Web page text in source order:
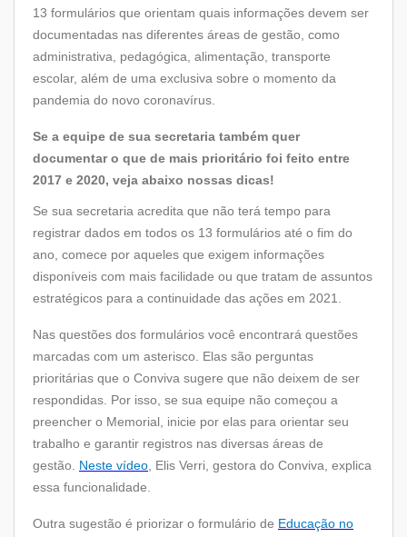
13 formulários que orientam quais informações devem ser
documentadas nas diferentes áreas de gestão, como
administrativa, pedagógica, alimentação, transporte
escolar, além de uma exclusiva sobre o momento da
pandemia do novo coronavírus.
Se a equipe de sua secretaria também quer
documentar o que de mais prioritário foi feito entre
2017 e 2020, veja abaixo nossas dicas!
Se sua secretaria acredita que não terá tempo para
registrar dados em todos os 13 formulários até o fim do
ano, comece por aqueles que exigem informações
disponíveis com mais facilidade ou que tratam de assuntos
estratégicos para a continuidade das ações em 2021.
Nas questões dos formulários você encontrará questões
marcadas com um asterisco. Elas são perguntas
prioritárias que o Conviva sugere que não deixem de ser
respondidas. Por isso, se sua equipe não começou a
preencher o Memorial, inicie por elas para orientar seu
trabalho e garantir registros nas diversas áreas de
gestão. Neste vídeo, Elis Verri, gestora do Conviva, explica
essa funcionalidade.
Outra sugestão é priorizar o formulário de Educação no